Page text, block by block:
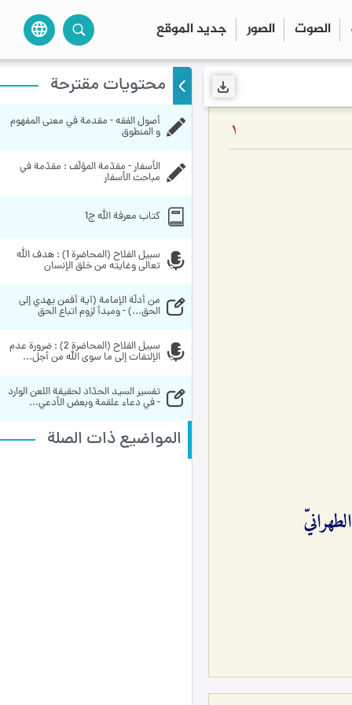
الصوت الصور جديد الموقع language
1
محتويات مقترحة
و المنطوق
مباحث الأسفار
کتاب معرفة الله ج1
تعالى وغايته من خلق الإنسان
الحق...) - ومبدأ لزوم اتباع الحق
الإلتفات إلى ما سوى الله من أجل...
- في دعاء علقمة وبعض الأدعي...
المواضيع ذات الصلة